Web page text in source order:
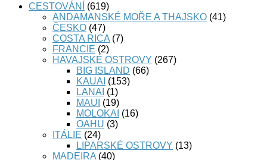
CESTOVÁNÍ
(619)
ANDAMANSKÉ MOŘE A THAJSKO (41)
ČESKO (47)
COSTA RICA (7)
FRANCIE (2)
HAVAJSKÉ OSTROVY (267)
BIG ISLAND (66)
KAUAI (153)
LANAI (1)
MAUI (19)
MOLOKAI (16)
OAHU (3)
ITÁLIE (24)
LIPARSKÉ OSTROVY (13)
MADEIRA (40)